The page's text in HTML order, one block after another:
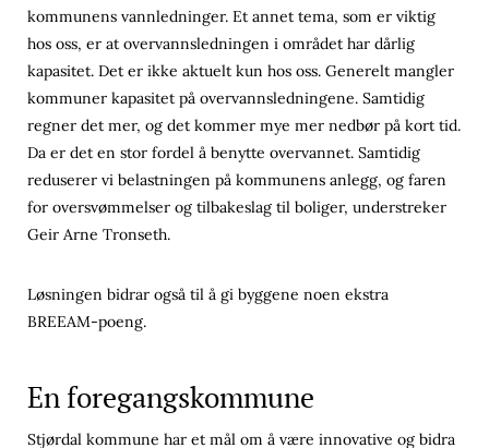
kommunens vannledninger. Et annet tema, som er viktig
hos oss, er at overvannsledningen i området har dårlig
kapasitet. Det er ikke aktuelt kun hos oss. Generelt mangler
kommuner kapasitet på overvannsledningene. Samtidig
regner det mer, og det kommer mye mer nedbør på kort tid.
Da er det en stor fordel å benytte overvannet. Samtidig
reduserer vi belastningen på kommunens anlegg, og faren
for oversvømmelser og tilbakeslag til boliger, understreker
Geir Arne Tronseth.
Løsningen bidrar også til å gi byggene noen ekstra
BREEAM-poeng.
En foregangskommune
Stjørdal kommune har et mål om å være innovative og bidra